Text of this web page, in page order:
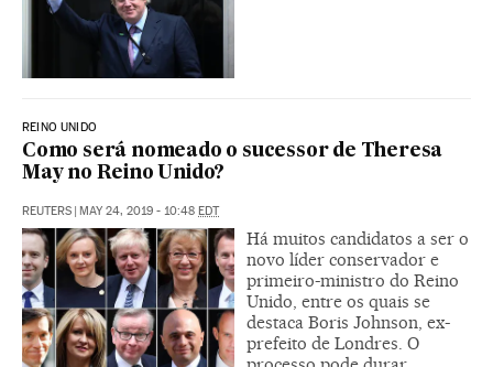
REINO UNIDO
Como será nomeado o sucessor de Theresa
May no Reino Unido?
REUTERS MAY 24, 2019 - 10:48 EDT
Há muitos candidatos a ser o
novo líder conservador e
primeiro-ministro do Reino
Unido, entre os quais se
destaca Boris Johnson, ex-
prefeito de Londres. O